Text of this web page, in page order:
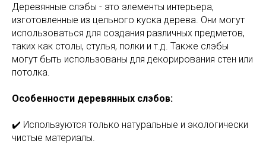
Деревянные слэбы - это элементы интерьера,
изготовленные из цельного куска дерева. Они могут
использоваться для создания различных предметов,
таких как столы, стулья, полки и т.д. Также слэбы
могут быть использованы для декорирования стен или
потолка.
Особенности деревянных слэбов:
✔️ Используются только натуральные и экологически
чистые материалы.